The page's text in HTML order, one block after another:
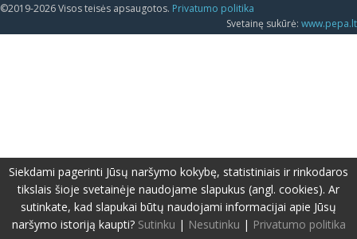
©2019-2026 Visos teisės apsaugotos. Privatumo politika
Svetainę sukūrė: www.pepa.lt
Siekdami pagerinti Jūsų naršymo kokybę, statistiniais ir rinkodaros
tikslais šioje svetainėje naudojame slapukus (angl. cookies). Ar
sutinkate, kad slapukai būtų naudojami informacijai apie Jūsų
naršymo istoriją kaupti? Sutinku | Nesutinku | Privatumo politika